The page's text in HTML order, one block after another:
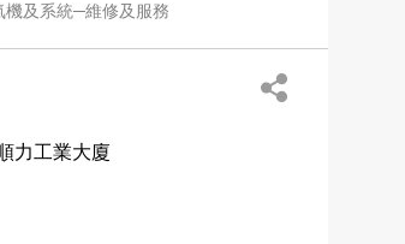
機及系統─維修及服務
力工業大廈